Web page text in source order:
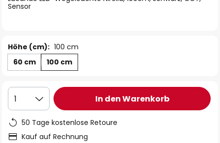
Sensor
Höhe (cm): 100 cm
60 cm
100 cm
1 In den Warenkorb
50 Tage kostenlose Retoure
Kauf auf Rechnung